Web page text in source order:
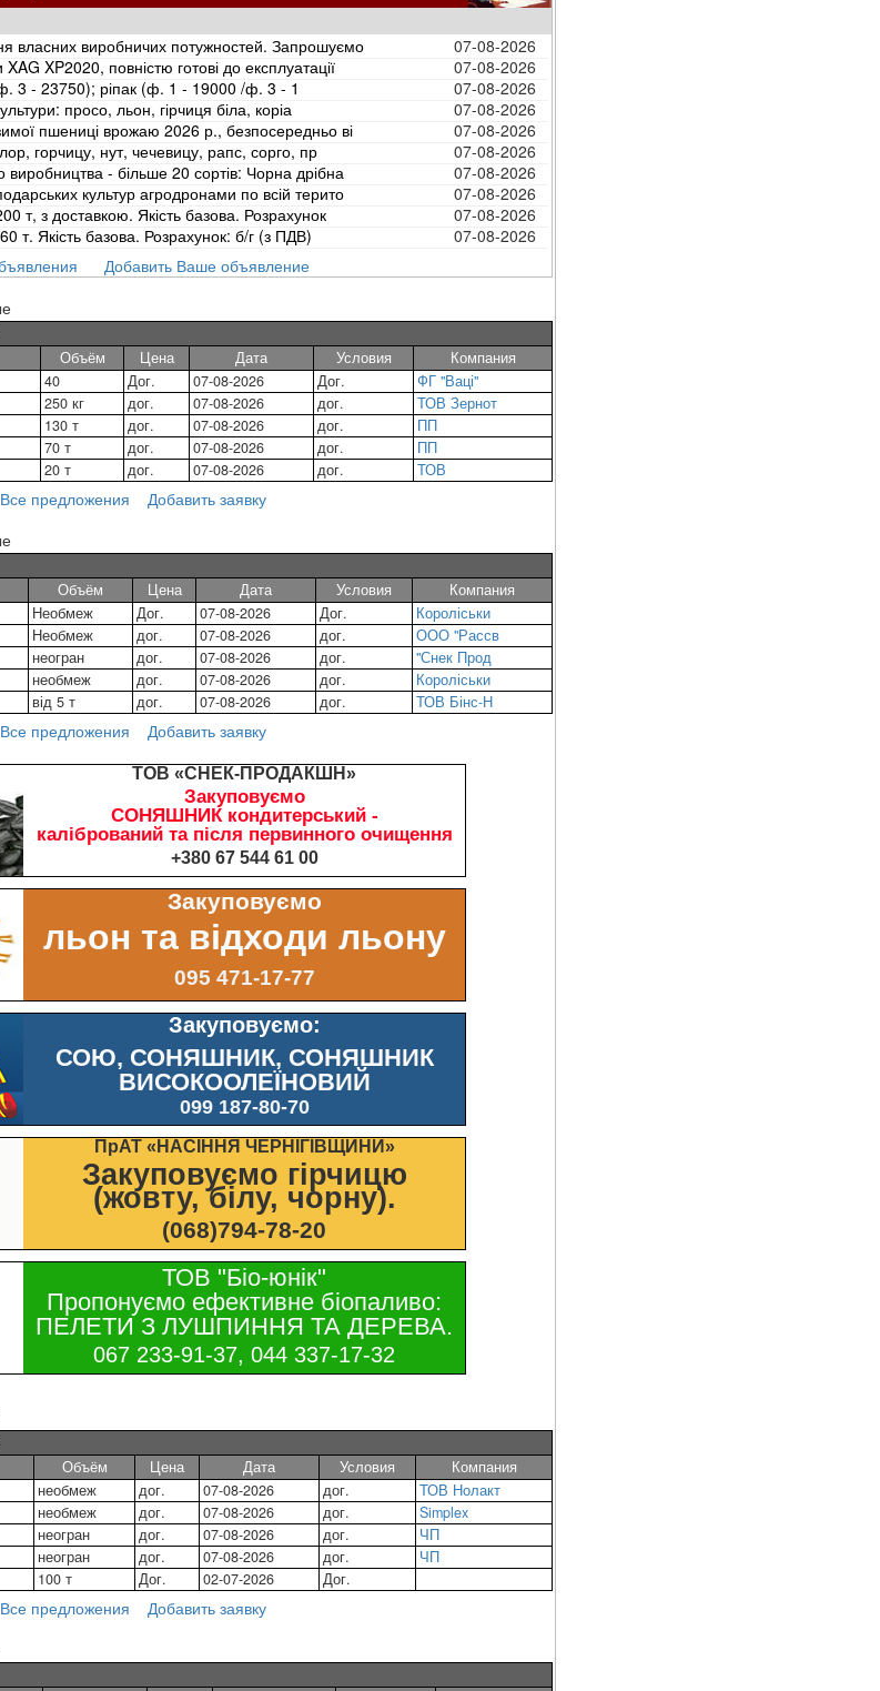
власних виробничих потужностей. Запрошуємо
07-08-2026
XP2020, повністю готові до експлуатації
07-08-2026
3 - 23750); ріпак (ф. 1 - 19000 /ф. 3 - 1
07-08-2026
просо, льон, гірчиця біла, коріа
07-08-2026
пшениці врожаю 2026 р., безпосередньо ві
07-08-2026
горчицу, нут, чечевицу, рапс, сорго, пр
07-08-2026
- більше 20 сортів: Чорна дрібна
07-08-2026
культур агродронами по всій терито
07-08-2026
з доставкою. Якість базова. Розрахунок
07-08-2026
т. Якість базова. Розрахунок: б/г (з ПДВ)
07-08-2026
Добавить Ваше объявление
Объём Цена Дата Условия
Компания
40 Дог. 07-08-2026 Дог.
ФГ "Ваці"
250 кг дог. 07-08-2026 дог.
ТОВ Зернот
130 т дог. 07-08-2026 дог.
ПП
70 т дог. 07-08-2026 дог.
ПП
20 т дог. 07-08-2026 дог. ТОВ
Все предложения
Добавить заявку
Объём Цена Дата Условия
Компания
Необмеж Дог. 07-08-2026 Дог.
Короліськи
Необмеж дог. 07-08-2026 дог.
ООО "Рассв
неогран дог. 07-08-2026 дог.
"Снек Прод
необмеж дог. 07-08-2026 дог.
Короліськи
від 5 т дог. 07-08-2026 дог. ТОВ Бінс-Н
Все предложения Добавить заявку
ТОВ «СНЕК-ПРОДАКШН»
Закуповуємо
СОНЯШНИК кондитерський -
калібрований та після первинного очищення
+380 67 544 61 00
Закуповуємо
льон та відходи льону
095 471-17-77
Закуповуємо:
СОЮ, СОНЯШНИК, СОНЯШНИК
ВИСОКООЛЕЇНОВИЙ
099 187-80-70
ПрАТ «НАСІННЯ ЧЕРНІГІВЩИНИ»
Закуповуємо гірчицю
(жовту, білу, чорну).
(068)794-78-20
ТОВ "Біо-юнік"
Пропонуємо ефективне біопаливо:
ПЕЛЕТИ З ЛУШПИННЯ ТА ДЕРЕВА.
067 233-91-37, 044 337-17-32
Объём Цена Дата Условия
Компания
необмеж дог. 07-08-2026 дог.
ТОВ Нолакт
необмеж дог. 07-08-2026 дог.
Simplex
неогран дог. 07-08-2026 дог.
ЧП
неогран дог. 07-08-2026 дог.
ЧП
100 т Дог. 02-07-2026 Дог.
Все предложения
Добавить заявку